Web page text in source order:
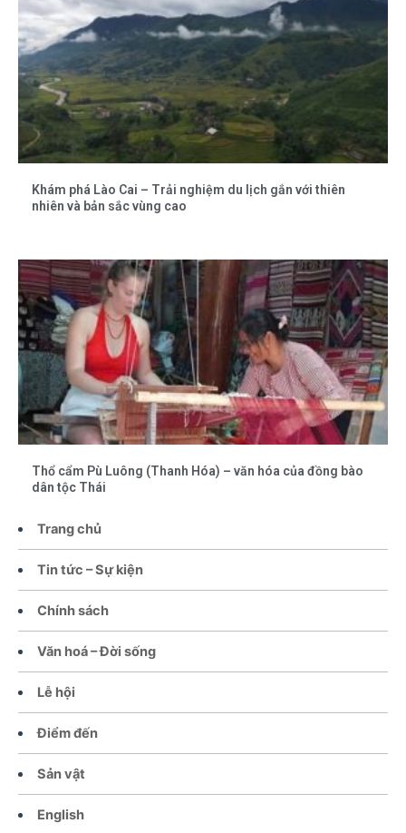
Trang chủ
Tin tức – Sự kiện
Chính sách
Văn hoá – Đời sống
Lễ hội
Điểm đến
Sản vật
English
Khám phá Lào Cai – Trải nghiệm du lịch gắn với thiên
nhiên và bản sắc vùng cao
Thổ cẩm Pù Luông (Thanh Hóa) – văn hóa của đồng bào
dân tộc Thái